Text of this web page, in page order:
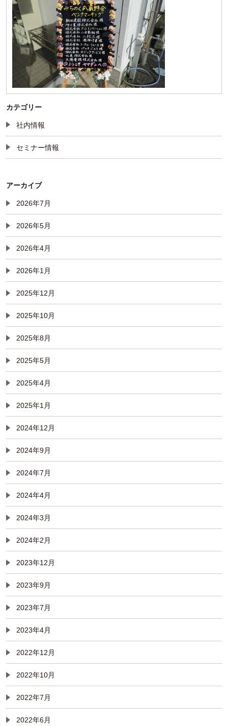
カテゴリー
社内情報
セミナー情報
アーカイブ
2026年7月
2026年5月
2026年4月
2026年1月
2025年12月
2025年10月
2025年8月
2025年5月
2025年4月
2025年1月
2024年12月
2024年9月
2024年7月
2024年4月
2024年3月
2024年2月
2023年12月
2023年9月
2023年7月
2023年4月
2022年12月
2022年10月
2022年7月
2022年6月